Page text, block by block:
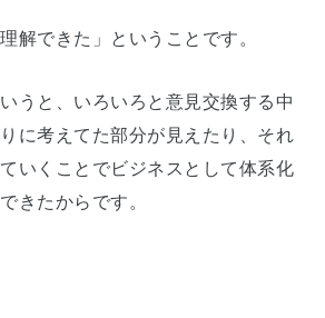
解できた」ということです。
うと、いろいろと意見交換する中
に考えてた部分が見えたり、それ
いくことでビジネスとして体系化
きたからです。